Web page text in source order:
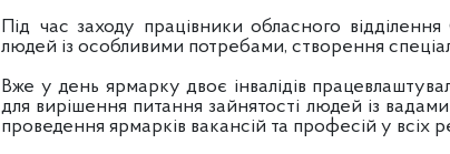
Під час заходу працівники обласного
людей із особливими потребами, створення
Вже у день ярмарку двоє інвалідів
для вирішення питання зайнятості людей із
проведення ярмарків вакансій та професій у всіх